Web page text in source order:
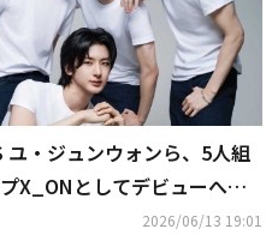
ユ・ジュンウォンら、5人組
X_ONとしてデビューへ…
サートも開催決定2026/06/13 19:01